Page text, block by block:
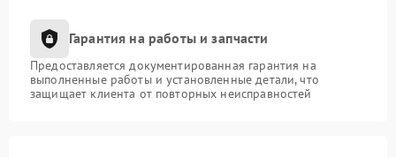
Гарантия на работы и запчасти
Предоставляется документированная гарантия на
выполненные работы и установленные детали, что
защищает клиента от повторных неисправностей